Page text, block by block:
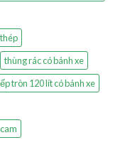
thùng rác có bánh xe
tròn 120 lít có bánh xe